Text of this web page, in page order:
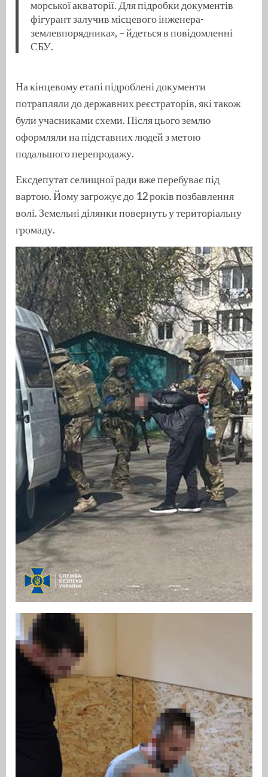
морської акваторії. Для підробки документів
фігурант залучив місцевого інженера-
землевпорядника», – йдеться в повідомленні
СБУ.
На кінцевому етапі підроблені документи
потрапляли до державних реєстраторів, які також
були учасниками схеми. Після цього землю
оформляли на підставних людей з метою
подальшого перепродажу.
Ексдепутат селищної ради вже перебуває під
вартою. Йому загрожує до 12 років позбавлення
волі. Земельні ділянки повернуть у територіальну
громаду.